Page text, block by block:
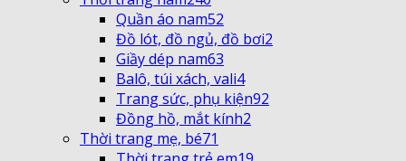
Quần áo nam52
Đồ lót, đồ ngủ, đồ bơi2
Giầy dép nam63
Balô, túi xách, vali4
Trang sức, phụ kiện92
Đồng hồ, mắt kính2
Thời trang mẹ, bé71